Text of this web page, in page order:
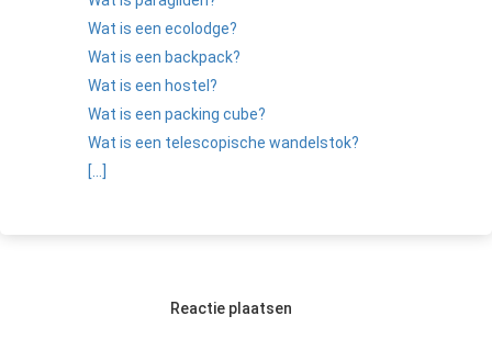
Wat is een ecolodge?
Wat is een backpack?
Wat is een hostel?
Wat is een packing cube?
Wat is een telescopische wandelstok?
[...]
Reactie plaatsen